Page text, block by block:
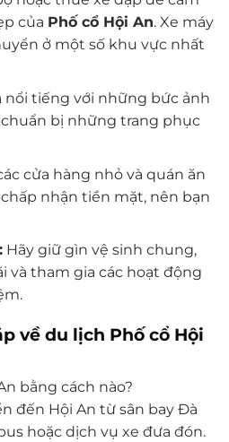
của Phố cổ Hội An. Xe máy
ở một số khu vực nhất
nổi tiếng với những bức ảnh
bị những trang phục
cửa hàng nhỏ và quán ăn
nhận tiền mặt, nên bạn
Hãy giữ gìn vệ sinh chung,
và tham gia các hoạt động
về du lịch Phố cổ Hội
bằng cách nào?
đến Hội An từ sân bay Đà
hoặc dịch vụ xe đưa đón.